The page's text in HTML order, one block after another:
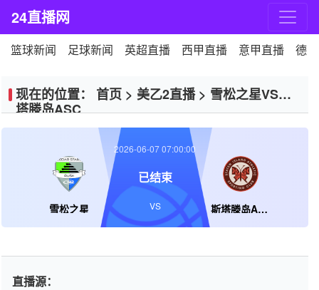
24直播网
篮球新闻 足球新闻 英超直播 西甲直播 意甲直播 德
现在的位置： 首页 > 美乙2直播> 雪松之星VS斯
塔滕岛ASC
雪松之星 斯塔滕岛ASC
2026-06-07 07:00:00
已结束
VS
直播源：